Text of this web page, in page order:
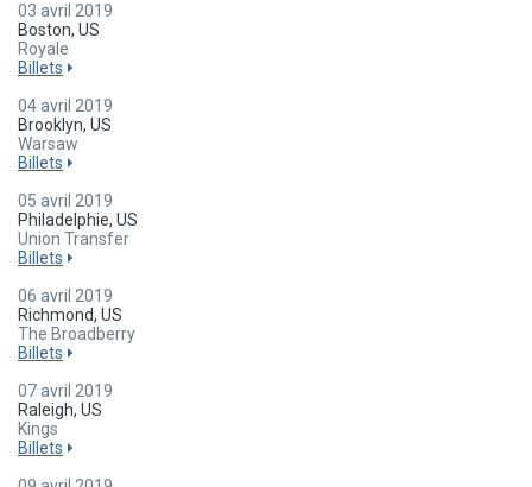
03 avril 2019
Boston, US
Royale
Billets
04 avril 2019
Brooklyn, US
Warsaw
Billets
05 avril 2019
Philadelphie, US
Union Transfer
Billets
06 avril 2019
Richmond, US
The Broadberry
Billets
07 avril 2019
Raleigh, US
Kings
Billets